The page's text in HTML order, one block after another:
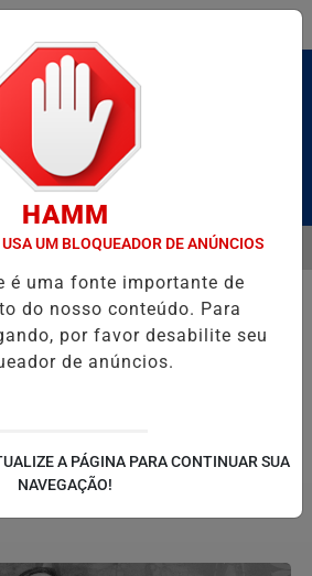
O MELHOR DO AXÉ DAS ANTIGAS
MENU
HAMM
USA UM BLOQUEADOR DE ANÚNCIOS
é uma fonte importante de
do nosso conteúdo. Para
por favor desabilite seu
de anúncios.
A PÁGINA PARA CONTINUAR SUA
NAVEGAÇÃO!